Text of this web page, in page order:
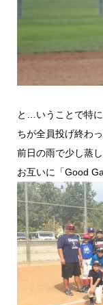
と…いうことで特
ちが全員投げ終わ
前日の雨で少し蒸
お互いに「Good